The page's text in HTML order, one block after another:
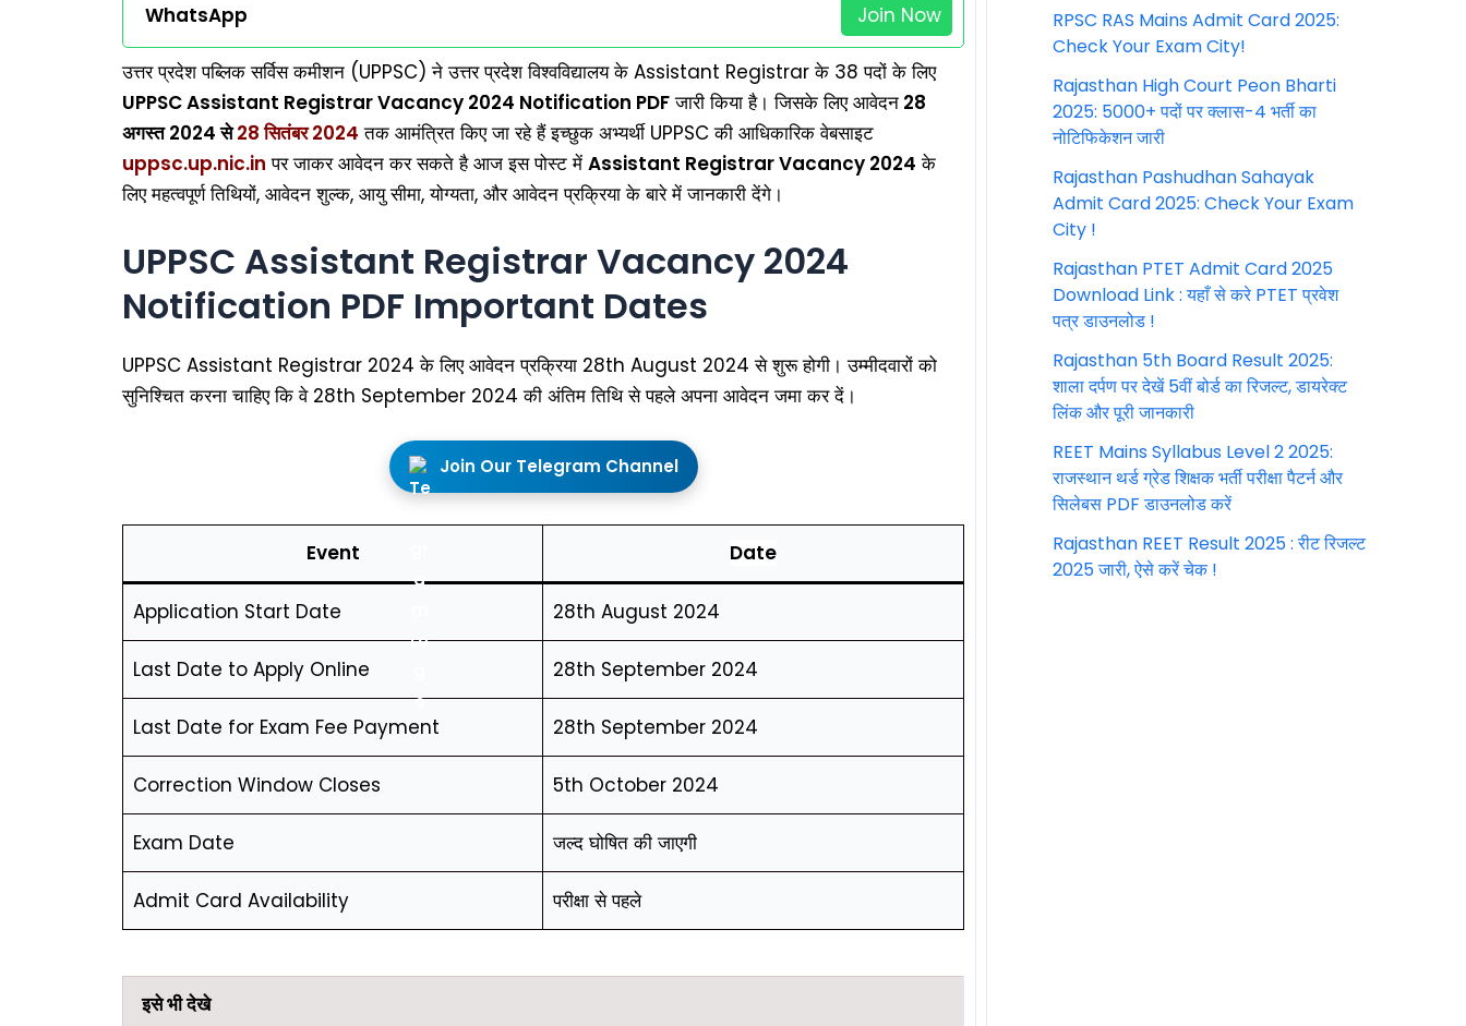
WhatsApp Join Now
उत्तर प्रदेश पब्लिक सर्विस कमीशन (UPPSC) ने उत्तर प्रदेश विश्वविद्यालय के Assistant Registrar के 38 पदों के लिए
UPPSC Assistant Registrar Vacancy 2024 Notification PDFजारी किया है। जिसके लिए आवेदन 28
अगस्त 2024 से28 सितंबर 2024 तक आमंत्रित किए जा रहे हैं इच्छुक अभ्यर्थी UPPSC की आधिकारिक वेबसाइट
uppsc.up.nic.in पर जाकर आवेदन कर सकते है आज इस पोस्ट में Assistant Registrar Vacancy 2024 के
लिए महत्वपूर्ण तिथियों, आवेदन शुल्क, आयु सीमा, योग्यता, और आवेदन प्रक्रिया के बारे में जानकारी देंगे।
UPPSC Assistant Registrar Vacancy 2024
Notification PDF Important Dates
UPPSC Assistant Registrar 2024 के लिए आवेदन प्रक्रिया 28th August 2024 से शुरू होगी। उम्मीदवारों को
सुनिश्चित करना चाहिए कि वे 28th September 2024 की अंतिम तिथि से पहले अपना आवेदन जमा कर दें।
Join Our Telegram Channel
Event Date
Application Start Date 28th August 2024
Last Date to Apply Online 28th September 2024
Last Date for Exam Fee Payment 28th September 2024
Correction Window Closes 5th October 2024
Exam Date जल्द घोषित की जाएगी
Admit Card Availability परीक्षा से पहले
इसे भी देखे
RPSC RAS Mains Admit Card 2025:
Check Your Exam City!
Rajasthan High Court Peon Bharti
2025: 5000+ पदों पर क्लास-4 भर्ती का
नोटिफिकेशन जारी
Rajasthan Pashudhan Sahayak
Admit Card 2025: Check Your Exam
City !
Rajasthan PTET Admit Card 2025
Download Link : यहाँ से करे PTET प्रवेश
पत्र डाउनलोड !
Rajasthan 5th Board Result 2025:
शाला दर्पण पर देखें 5वीं बोर्ड का रिजल्ट, डायरेक्ट
लिंक और पूरी जानकारी
REET Mains Syllabus Level 2 2025:
राजस्थान थर्ड ग्रेड शिक्षक भर्ती परीक्षा पैटर्न और
सिलेबस PDF डाउनलोड करें
Rajasthan REET Result 2025 : रीट रिजल्ट
2025 जारी, ऐसे करें चेक !